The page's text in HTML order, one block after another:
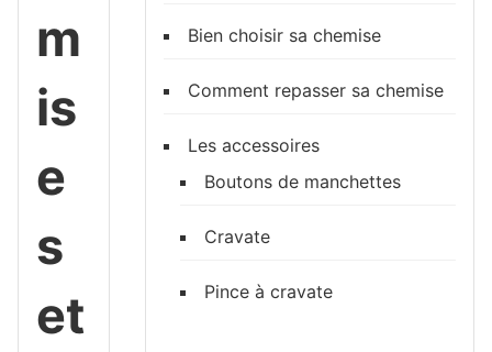
m
is
e
s
et
Bien choisir sa chemise
Comment repasser sa chemise
Les accessoires
Boutons de manchettes
Cravate
Pince à cravate